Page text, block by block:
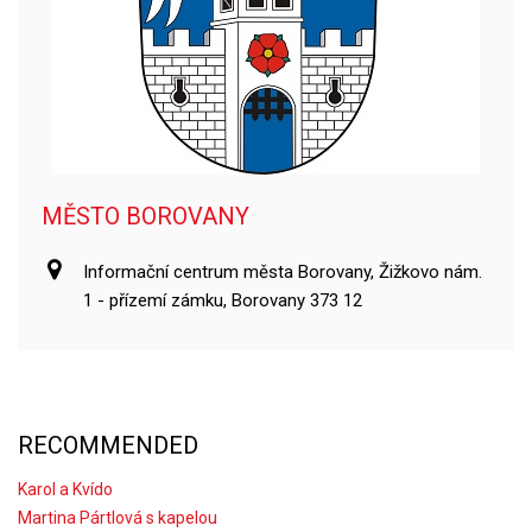
MĚSTO BOROVANY
Informační centrum města Borovany, Žižkovo nám.
1 - přízemí zámku, Borovany 373 12
RECOMMENDED
Karol a Kvído
Martina Pártlová s kapelou